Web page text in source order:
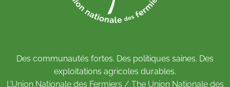
Des communautés fortes. Des politiques saines. Des
exploitations agricoles durables.
L’Union Nationale des Fermiers / The Union Nationale des